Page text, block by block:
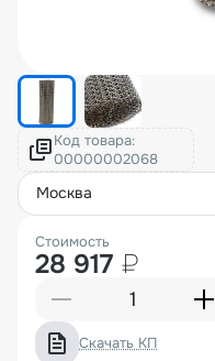
Код товара:
москва
Стоимость
28 917 ₽
Скачать КП